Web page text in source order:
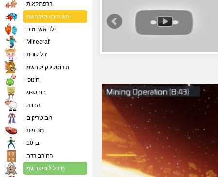
הרפתקאות
יתש רובע םיקחשמ
ילד אש ומים
Minecraft
זול קונית
תורוטקירק יקחשמ
חינוכי
בובספוג
החווה
רובוטריקים
מכוניות
בן 10
החירב רדח
םידליל םיקחשמ